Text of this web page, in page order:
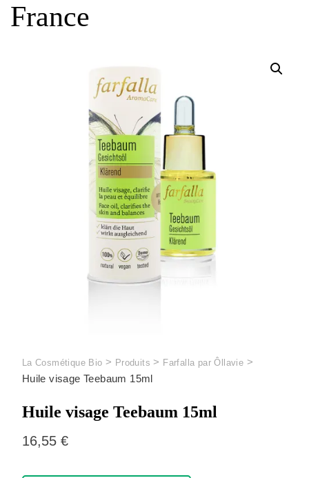
France
La Cosmétique Bio > Produits > Farfalla par Ôllavie >
Huile visage Teebaum 15ml
Huile visage Teebaum 15ml
16,55 €